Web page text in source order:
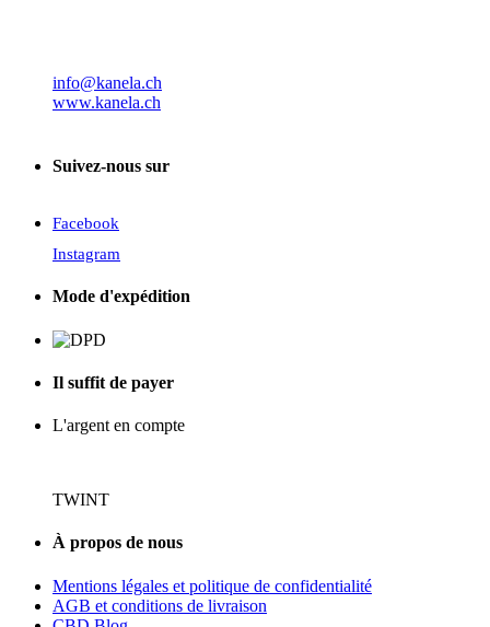
info@kanela.ch
www.kanela.ch
Suivez-nous sur
Facebook
Instagram
Mode d'expédition
Il suffit de payer
L'argent en compte
TWINT
À propos de nous
Mentions légales et politique de confidentialité
AGB et conditions de livraison